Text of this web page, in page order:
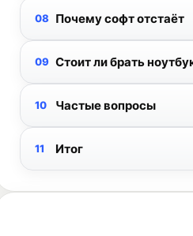
Почему софт отстаёт
Стоит ли брать
Частые вопросы
Итог